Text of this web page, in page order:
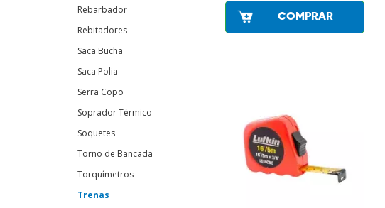
Rebarbador
Rebitadores
Saca Bucha
Saca Polia
Serra Copo
Soprador Térmico
Soquetes
Torno de Bancada
Torquímetros
Trenas
COMPRAR